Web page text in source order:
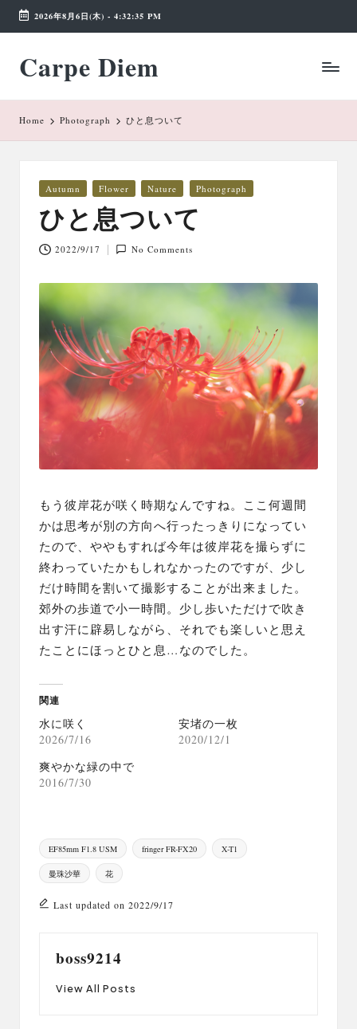
Skip
content
2026年8月6日(木) - 4:32:35 PM
Carpe Diem
Weekend
Wonderland
Home Photograph ひと息ついて
Posted
Autumn Flower Nature Photograph
ひと息ついて
2022/9/17 No Comments
もう彼岸花が咲く時期なんですね。ここ何週間
かは思考が別の方向へ行ったっきりになってい
たので、ややもすれば今年は彼岸花を撮らずに
終わっていたかもしれなかったのですが、少し
だけ時間を割いて撮影することが出来ました。
郊外の歩道で小一時間。少し歩いただけで吹き
出す汗に辟易しながら、それでも楽しいと思え
たことにほっとひと息…なのでした。
関連
水に咲く
2026/7/16
安堵の一枚
2020/12/1
爽やかな緑の中で
2016/7/30
Tags:
EF85mm F1.8 USM fringer FR-FX20 X-T1
曼珠沙華 花
Last updated on 2022/9/17
boss9214
View All Posts